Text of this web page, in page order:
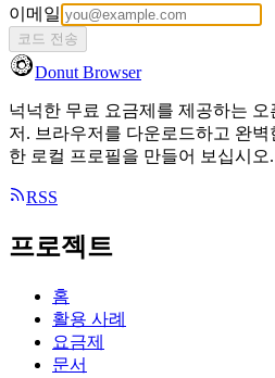
이메일
코드 전송
Donut Browser
넉넉한 무료 요금제를 제공하는
저. 브라우저를 다운로드하고 완벽
한 로컬 프로필을 만들어 보십시오.
RSS
프로젝트
홈
활용 사례
요금제
문서